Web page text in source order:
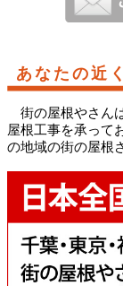
あなたの近
街の屋根やさん
屋根工事を承って
の地域の街の屋根